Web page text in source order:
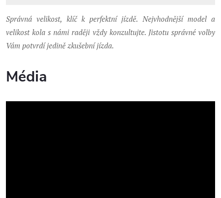
Správná velikost, klíč k perfektní jízdě. Nejvhodnější model a
velikost kola s námi raději vždy konzultujte. Jistotu správné volby
Vám potvrdí jedině zkušební jízda.
Média